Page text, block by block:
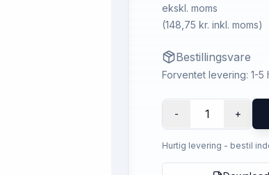
ekskl. moms
(148,75 kr. inkl. moms)
Bestillingsvare
Forventet levering: 1-5
- 1 +
Hurtig levering - bestil